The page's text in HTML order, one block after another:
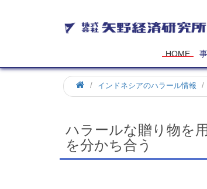
矢
野
研
究
所
HOME
ホ
ー
インドネシアのハラール情報
ハラールな贈り物を
を分かち合う